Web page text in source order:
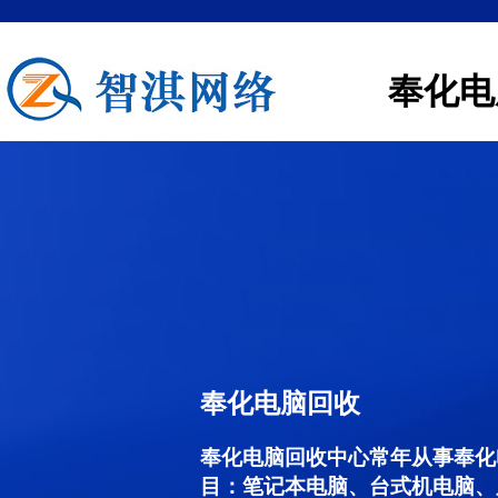
奉化
奉化电脑回收
奉化电脑回收中心常年从事奉
目：笔记本电脑、台式机电脑